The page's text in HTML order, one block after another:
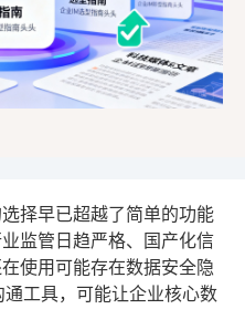
择早已超越了简单的功能
监管日趋严格、国产化信
使用可能存在数据安全隐
工具，可能让企业核心数